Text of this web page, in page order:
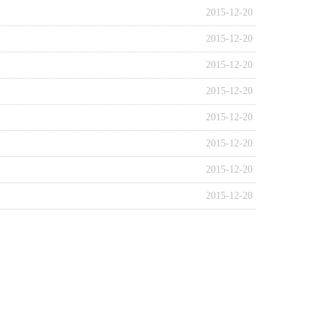
2015-12-20
2015-12-20
2015-12-20
2015-12-20
2015-12-20
2015-12-20
2015-12-20
2015-12-20